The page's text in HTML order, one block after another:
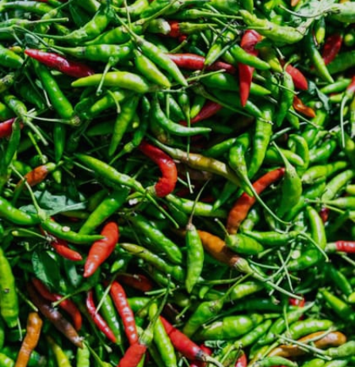
ছড়িয়ে দিন।
Image credits: Getty